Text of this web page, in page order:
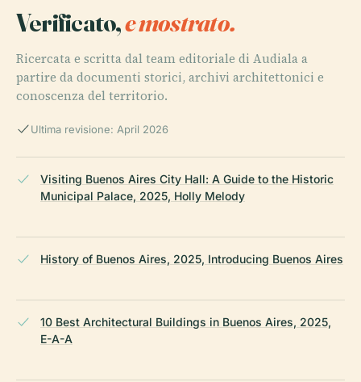
Verificato,e mostrato.
Ricercata e scritta dal team editoriale di Audiala a
partire da documenti storici, archivi architettonici e
conoscenza del territorio.
Ultima revisione: April 2026
Visiting Buenos Aires City Hall: A Guide to the Historic
Municipal Palace, 2025, Holly Melody
History of Buenos Aires, 2025, Introducing Buenos Aires
10 Best Architectural Buildings in Buenos Aires, 2025,
E-A-A